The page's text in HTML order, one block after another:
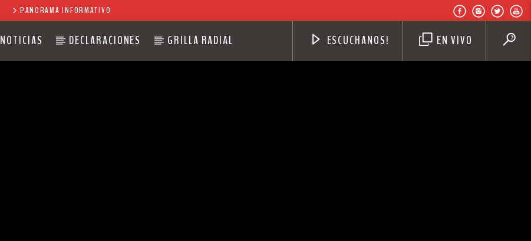
PANORAMA INFORMATIVO
NOTICIAS DECLARACIONES GRILLA RADIAL EN VIVO
ESCUCHANOS!